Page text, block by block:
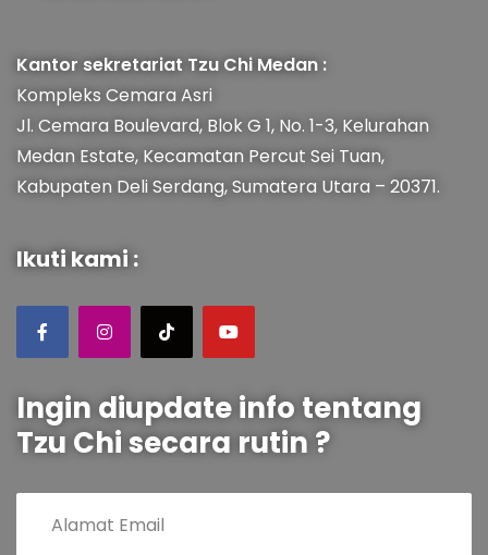
Kantor sekretariat Tzu Chi Medan :
Kompleks Cemara Asri
Jl. Cemara Boulevard, Blok G 1, No. 1-3, Kelurahan
Medan Estate, Kecamatan Percut Sei Tuan,
Kabupaten Deli Serdang, Sumatera Utara – 20371.
Ikuti kami :
Ingin diupdate info tentang
Tzu Chi secara rutin ?